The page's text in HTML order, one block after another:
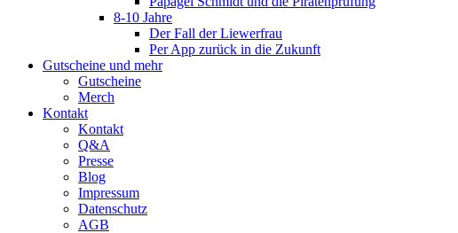
8-10 Jahre
Der Fall der Liewerfrau
Per App zurück in die Zukunft
Gutscheine und mehr
Gutscheine
Merch
Kontakt
Kontakt
Q&A
Presse
Blog
Impressum
Datenschutz
AGB